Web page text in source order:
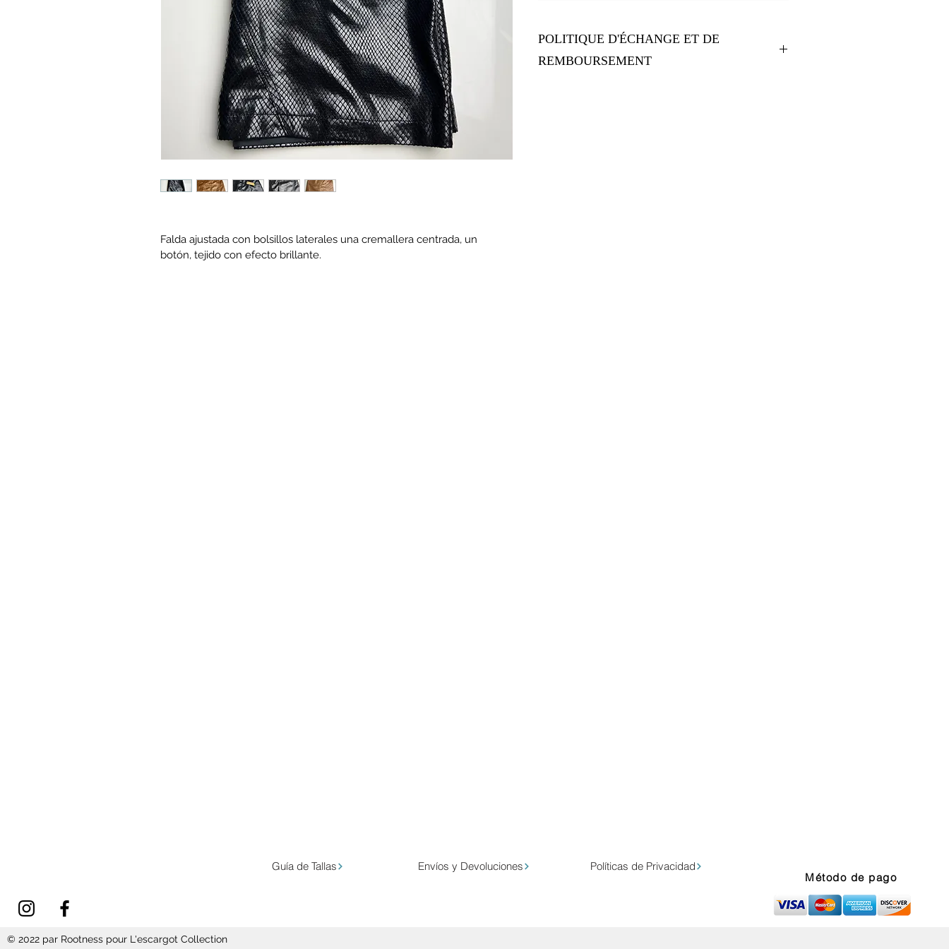
Falda ajustada con bolsillos laterales una cremallera centrada, un
botón, tejido con efecto brillante.
POLITIQUE D'ÉCHANGE ET DE
REMBOURSEMENT
Guía de Tallas Envíos y Devoluciones
Políticas de Privacidad
Método de pago
© 2022 par Rootness pour L'escargot Collection